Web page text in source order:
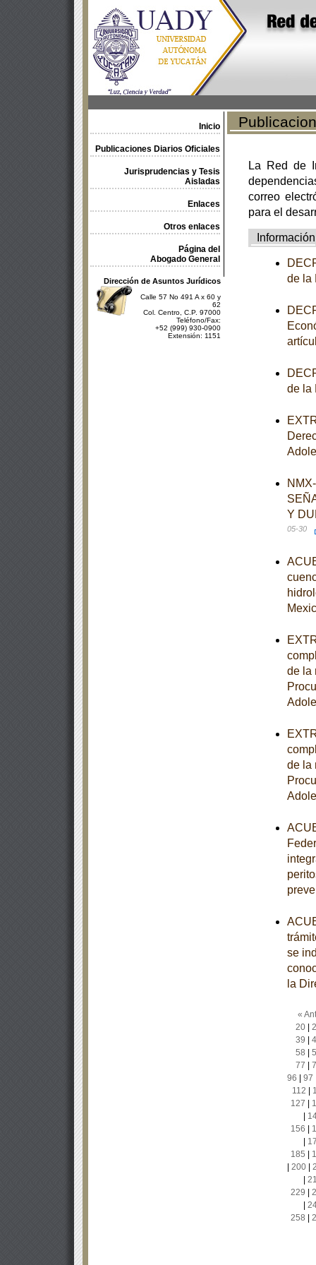
Inicio
Publicaciones Diarios Oficiales
Jurisprudencias y Tesis
Aisladas
Enlaces
Otros enlaces
Página del
Abogado General
Dirección de Asuntos Jurídicos
Calle 57 No 491 A x 60 y
62
Col. Centro, C.P. 97000
Teléfono/Fax:
+52 (999) 930-0900
Extensión: 1151
La Red de
correo
para el
Información
de la
de la
Y
05-30
de la
de la
se
la
«
20|
39
58
77
96
97
112
127
156
185
200|
229
258